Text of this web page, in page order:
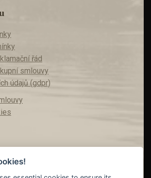
řád
smlouvy
údajů (gdpr)
nabídky?